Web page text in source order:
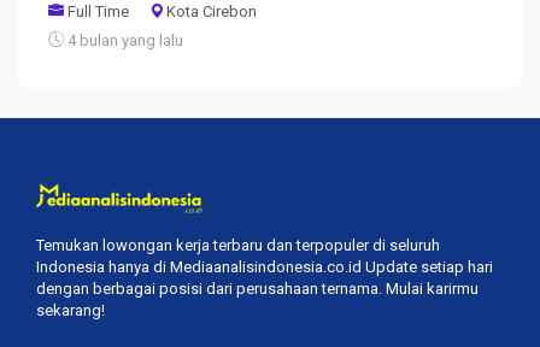
Full Time
Kota Cirebon
4 bulan yang lalu
Temukan lowongan kerja terbaru dan terpopuler di seluruh
Indonesia hanya di Mediaanalisindonesia.co.id Update setiap hari
dengan berbagai posisi dari perusahaan ternama. Mulai karirmu
sekarang!